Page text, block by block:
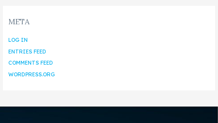
META
LOG IN
ENTRIES FEED
COMMENTS FEED
WORDPRESS.ORG